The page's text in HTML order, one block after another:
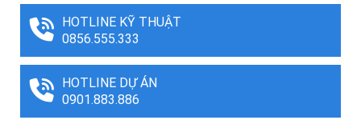
HOTLINE KỸ THUẬT
0856.555.333
HOTLINE DỰ ÁN
0901.883.886